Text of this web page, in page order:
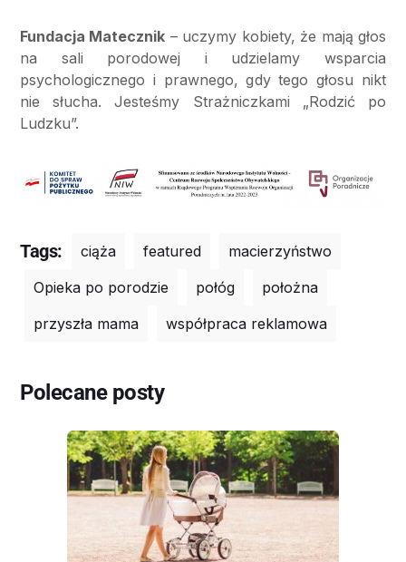
Fundacja Matecznik – uczymy kobiety, że mają głos
na sali porodowej i udzielamy wsparcia
psychologicznego i prawnego, gdy tego głosu nikt
nie słucha. Jesteśmy Strażniczkami „Rodzić po
Ludzku”.
Tags: ciąża featured
macierzyństwo
Opieka po porodzie
połóg
położna
przyszła mama
współpraca reklamowa
Polecane posty